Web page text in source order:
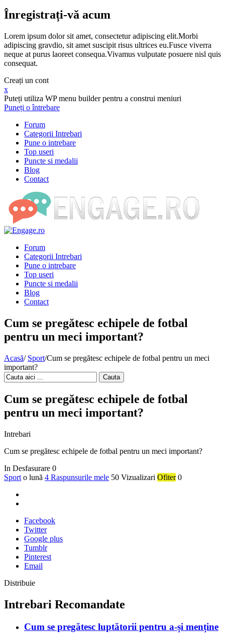
Înregistrați-vă acum
Lorem ipsum dolor sit amet, consectetur adipiscing elit.Morbi
adipiscing gravdio, sit amet suscipit risus ultrices eu.Fusce viverra
neque at purus laoreet consequa.Vivamus vulputate posuere nisl quis
consequat.
Creați un cont
x
Puteți utiliza WP menu builder pentru a construi meniuri
Puneți o întrebare
Forum
Categorii Intrebari
Pune o intrebare
Top useri
Puncte si medalii
Blog
Contact
Forum
Categorii Intrebari
Pune o intrebare
Top useri
Puncte si medalii
Blog
Contact
Cum se pregătesc echipele de fotbal
pentru un meci important?
Acasă/ Sport/Cum se pregătesc echipele de fotbal pentru un meci
important?
Cauta
Cum se pregătesc echipele de fotbal
pentru un meci important?
Intrebari
Cum se pregătesc echipele de fotbal pentru un meci important?
In Desfasurare 0
Sport o lună 4 Raspunsurile mele 50 Vizualizari Ofiter 0
Facebook
Twitter
Google plus
Tumblr
Pinterest
Email
Distribuie
Intrebari Recomandate
Cum se pregătesc luptătorii pentru a-și menține